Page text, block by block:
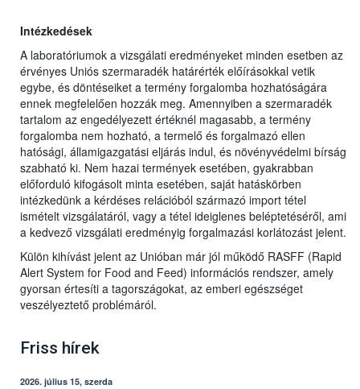
Intézkedések
A laboratóriumok a vizsgálati eredményeket minden esetben az
érvényes Uniós szermaradék határérték előírásokkal vetik
egybe, és döntéseiket a termény forgalomba hozhatóságára
ennek megfelelően hozzák meg. Amennyiben a szermaradék
tartalom az engedélyezett értéknél magasabb, a termény
forgalomba nem hozható, a termelő és forgalmazó ellen
hatósági, államigazgatási eljárás indul, és növényvédelmi bírság
szabható ki. Nem hazai termények esetében, gyakrabban
előforduló kifogásolt minta esetében, saját hatáskörben
intézkedünk a kérdéses relációból származó import tétel
ismételt vizsgálatáról, vagy a tétel ideiglenes beléptetéséről, ami
a kedvező vizsgálati eredményig forgalmazási korlátozást jelent.
Külön kihívást jelent az Unióban már jól működő RASFF (Rapid
Alert System for Food and Feed) információs rendszer, amely
gyorsan értesíti a tagországokat, az emberi egészséget
veszélyeztető problémáról.
Friss hírek
2026. július 15, szerda